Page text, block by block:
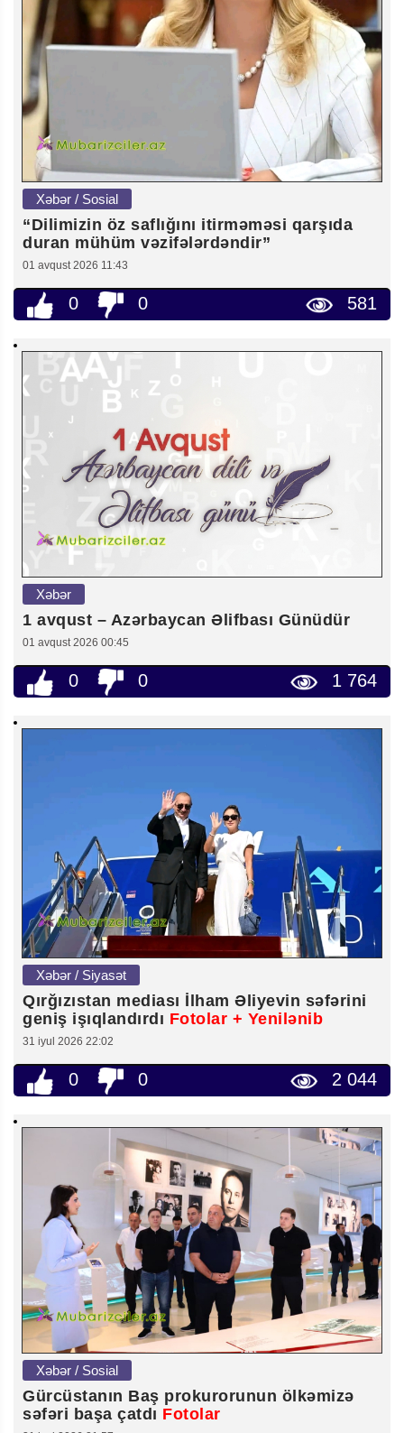
Xəbər / Sosial
“Dilimizin öz saflığını itirməməsi qarşıda
duran mühüm vəzifələrdəndir”
01 avqust 2026 11:43
0 0 581
Xəbər
1 avqust – Azərbaycan Əlifbası Günüdür
01 avqust 2026 00:45
0 0 1 764
Xəbər / Siyasət
Qırğızıstan mediası İlham Əliyevin səfərini
geniş işıqlandırdı Fotolar + Yenilənib
31 iyul 2026 22:02
0 0 2 044
Xəbər / Sosial
Gürcüstanın Baş prokurorunun ölkəmizə
səfəri başa çatdı Fotolar